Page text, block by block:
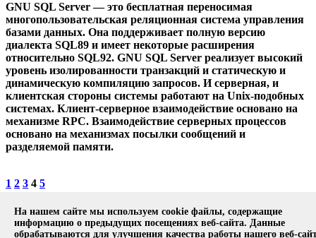
GNU SQL Server — это бесплатная переносимая
многопользовательская реляционная система управления
базами данных. Она поддерживает полную версию
диалекта SQL89 и имеет некоторые расширения
относительно SQL92. GNU SQL Server реализует высокий
уровень изолированности транзакций и статическую и
динамическую компиляцию запросов. И серверная, и
клиентская стороны системы работают на Unix-подобных
системах. Клиент-серверное взаимодействие основано на
механизме RPC. Взаимодействие серверных процессов
основано на механизмах посылки сообщений и
разделяемой памяти.
1 2 3 4 5
Copyright © 1994-2026 ИСП РАН. 109004, г. Москва, ул. А.
Солженицына, дом 25.Противодействие коррупции.
На нашем сайте мы используем cookie файлы, содержащие
информацию о предыдущих посещениях веб-сайта. Данные
обрабатываются для улучшения качества работы нашего веб-